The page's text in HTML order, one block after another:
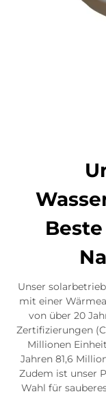
Unser
mit einer
von über 20
Zertifizierungen
Millionen
Jahren 81,6
Zudem ist unser
Wahl für